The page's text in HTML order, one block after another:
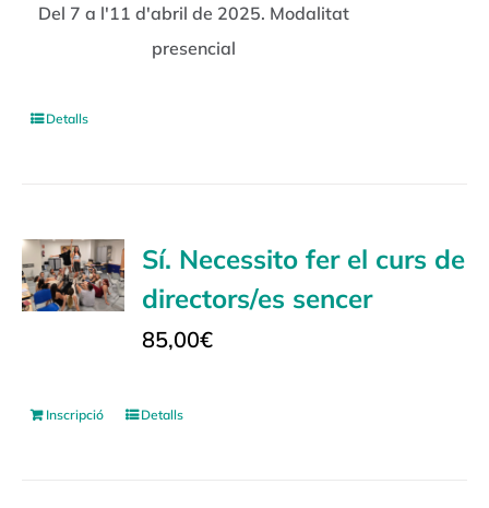
Del 7 a l'11 d'abril de 2025. Modalitat
presencial
Detalls
Sí. Necessito fer el curs de
directors/es sencer
85,00€
Inscripció Detalls